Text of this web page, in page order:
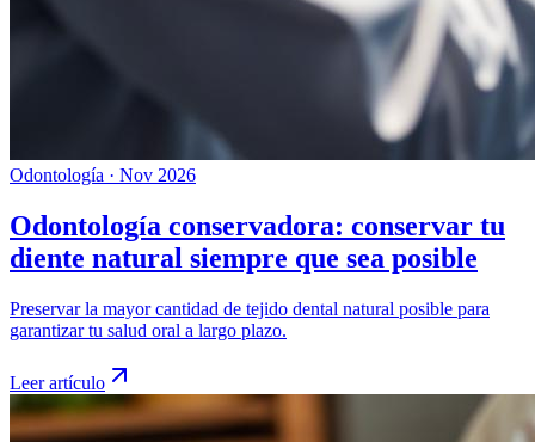
Odontología · Nov 2026
Odontología conservadora: conservar tu
diente natural siempre que sea posible
Preservar la mayor cantidad de tejido dental natural posible para
garantizar tu salud oral a largo plazo.
Leer artículo